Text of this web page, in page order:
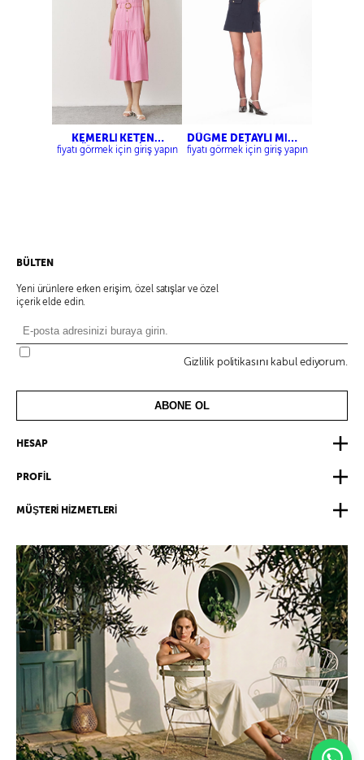
KEMERLİ KETEN
GÖMLEK ELBİSE
fiyatı görmek için giriş yapın
DÜĞME DETAYLI MİNİ
ELBİSE
fiyatı görmek için giriş yapın
BÜLTEN
Yeni ürünlere erken erişim, özel satışlar ve özel
içerik elde edin.
Gizlilik politikasını kabul ediyorum.
ABONE OL
HESAP
PROFİL
MÜŞTERİ HİZMETLERİ